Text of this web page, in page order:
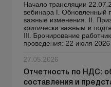
Начало трансляции
вебинара І. Обновленный
важные изменения. ІІ.
критически важным и
ІІІ. Бронирование
проведения: 22 июля 2026
27.05.2026
Отчетность по НДС:
составления и